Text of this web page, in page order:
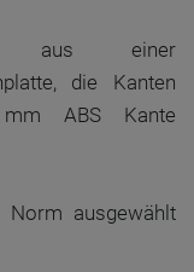
aus einer
die Kanten
ABS Kante
ausgewählt